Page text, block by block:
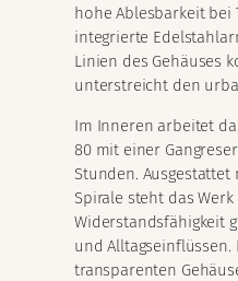
hohe Ablesbarkeit bei
integrierte
Linien des Gehäuses
unterstreicht den
Im Inneren arbeitet
80 mit einer
Stunden.
Spirale steht das
Widerstandsfähigkeit
und Alltagseinflüssen.
transparenten